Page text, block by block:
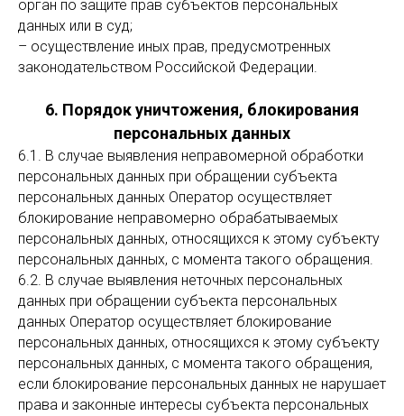
орган по защите прав субъектов персональных
данных или в суд;
– осуществление иных прав, предусмотренных
законодательством Российской Федерации.
6. Порядок уничтожения, блокирования
персональных данных
6.1. В случае выявления неправомерной обработки
персональных данных при обращении субъекта
персональных данных Оператор осуществляет
блокирование неправомерно обрабатываемых
персональных данных, относящихся к этому субъекту
персональных данных, с момента такого обращения.
6.2. В случае выявления неточных персональных
данных при обращении субъекта персональных
данных Оператор осуществляет блокирование
персональных данных, относящихся к этому субъекту
персональных данных, с момента такого обращения,
если блокирование персональных данных не нарушает
права и законные интересы субъекта персональных